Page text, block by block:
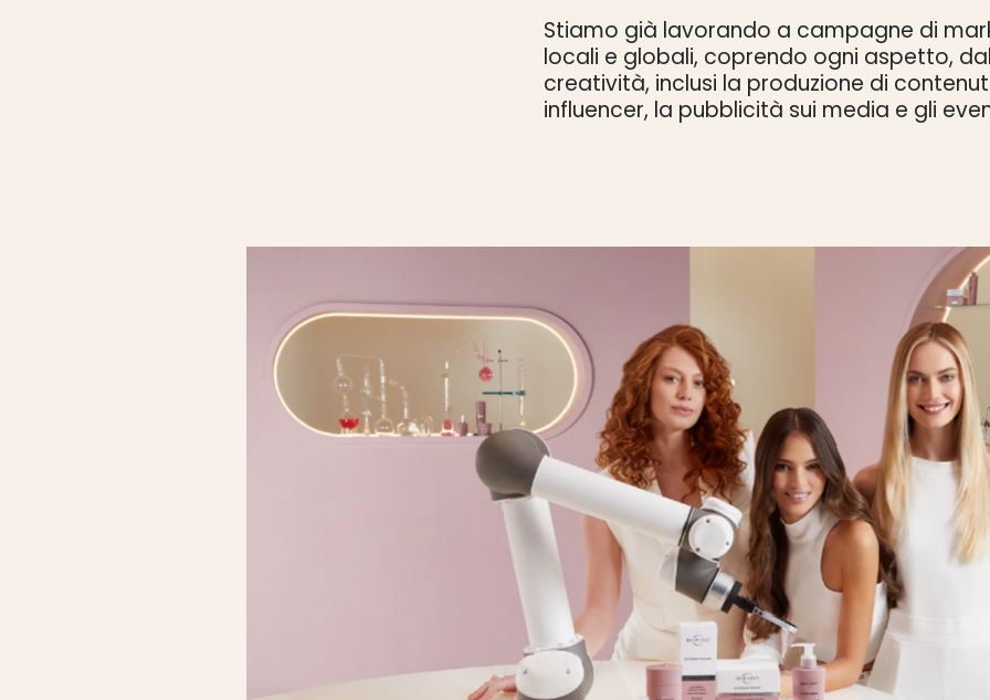
Stiamo già lavorando a campagne di
locali e globali, coprendo ogni aspetto,
creatività, inclusi la produzione di
influencer, la pubblicità sui media e gli